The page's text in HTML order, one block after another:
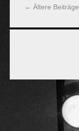
← Ältere Beiträge